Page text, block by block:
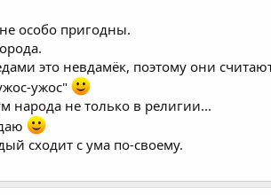
особо пригодны.
это невдамёк, поэтому они
ужос"
народа не только в религии...
сходит с ума по-своему.